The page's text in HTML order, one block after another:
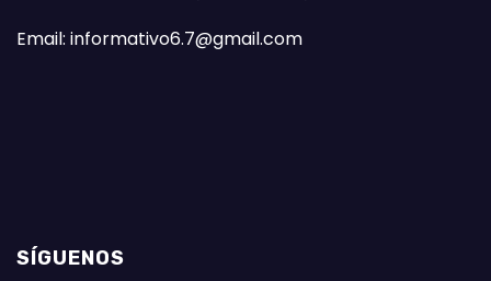
Email: informativo6.7@gmail.com
SÍGUENOS